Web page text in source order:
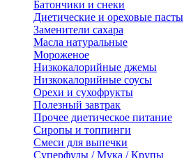
Батончики и снеки
Диетические и ореховые пасты
Заменители сахара
Масла натуральные
Мороженое
Низкокалорийные джемы
Низкокалорийные соусы
Орехи и сухофрукты
Полезный завтрак
Прочее диетическое питание
Сиропы и топпинги
Смеси для выпечки
Суперфуды / Мука / Крупы